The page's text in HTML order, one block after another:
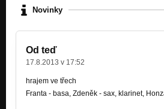
Novinky
Od teď
17.8.2013 v 17:52
hrajem ve třech
Franta - basa, Zdeněk - sax, klarinet,